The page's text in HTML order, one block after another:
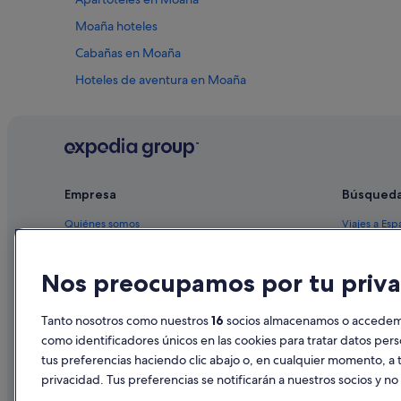
Moaña hoteles
Cabañas en Moaña
Hoteles de aventura en Moaña
Vigo hoteles
Hoteles cerca de Mercado de la piedra
Paradores hoteles en Moaña
Sercotel Hotels en Meira
Coiro hoteles
Empresa
Quiénes somos
Anuncia tu alojamiento
Prensa
Viajes a
Alquileres
Vuelos
Alquiler de
Nos preocupamos por tu
Tanto nosotros como nuestros16 socios almacenamos o
como identificadores únicos en las cookies para tratar datos
tus preferencias haciendo clic abajo o, en cualquier momento,
privacidad. Tus preferencias se notificarán a nuestros socios y